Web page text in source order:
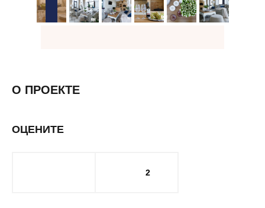
О ПРОЕКТЕ
ОЦЕНИТЕ
2